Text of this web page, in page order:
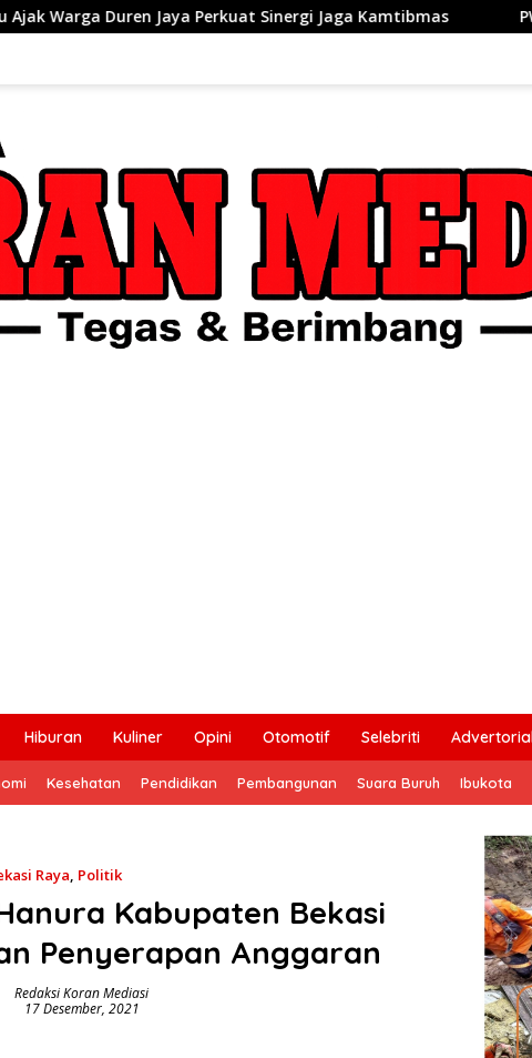
Sinergi Jaga Kamtibmas PWI dan AFPI Perkuat
Hiburan Kuliner Opini Otomotif Selebriti
Kesehatan Pendidikan Pembangunan Suara Buruh Ibukota
Raya, Politik
Kabupaten Bekasi
Penyerapan Anggaran
Redaksi Koran Mediasi
17 Desember, 2021